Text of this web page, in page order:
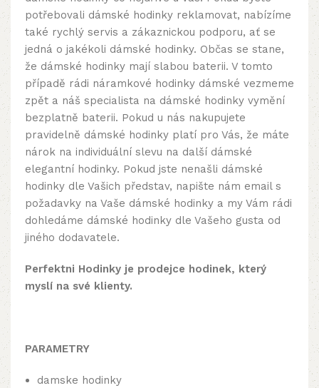
potřebovali dámské hodinky reklamovat, nabízíme
také rychlý servis a zákaznickou podporu, ať se
jedná o jakékoli dámské hodinky. Občas se stane,
že dámské hodinky mají slabou baterii. V tomto
případě rádi náramkové hodinky dámské vezmeme
zpět a náš specialista na dámské hodinky vymění
bezplatně baterii. Pokud u nás nakupujete
pravidelně dámské hodinky platí pro Vás, že máte
nárok na individuální slevu na další dámské
elegantní hodinky. Pokud jste nenašli dámské
hodinky dle Vašich představ, napište nám email s
požadavky na Vaše dámské hodinky a my Vám rádi
dohledáme dámské hodinky dle Vašeho gusta od
jiného dodavatele.
Perfektni Hodinky je prodejce hodinek, který
myslí na své klienty.
PARAMETRY
damske hodinky